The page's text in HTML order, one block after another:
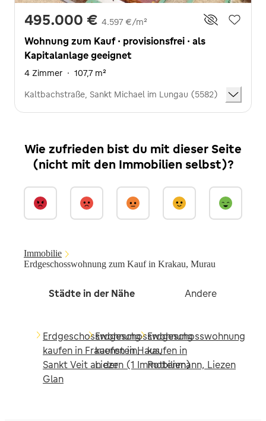
495.000 € 4.597 €/m²
Wohnung zum Kauf · provisionsfrei · als
Kapitalanlage geeignet
4 Zimmer · 107,7 m²
Kaltbachstraße, Sankt Michael im Lungau (5582)
Wie zufrieden bist du mit dieser Seite
(nicht mit den Immobilien selbst)?
Immobilie
Erdgeschosswohnung zum Kauf in Krakau, Murau
Städte in der Nähe Andere
Erdgeschosswohnung
kaufen in Frauenstein,
Sankt Veit an der
Glan
Erdgeschosswohnung
kaufen in Haus,
Liezen (1 Immobilien)
Erdgeschosswohnung
kaufen in
Rottenmann, Liezen